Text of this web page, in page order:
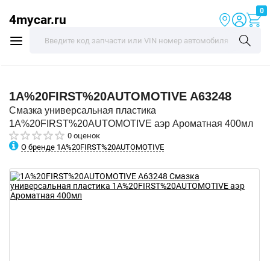
4mycar.ru
0
1A%20FIRST%20AUTOMOTIVE A63248
Смазка универсальная пластика
1A%20FIRST%20AUTOMOTIVE аэр Ароматная 400мл
0 оценок
О бренде 1A%20FIRST%20AUTOMOTIVE